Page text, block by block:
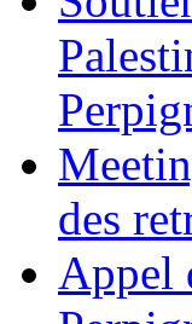
des
Appel